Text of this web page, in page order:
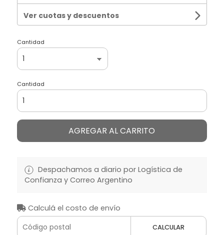
Ver cuotas y descuentos
Cantidad
Cantidad
AGREGAR AL CARRITO
Despachamos a diario por Logística de
Confianza y Correo Argentino
Calculá el costo de envío
CALCULAR